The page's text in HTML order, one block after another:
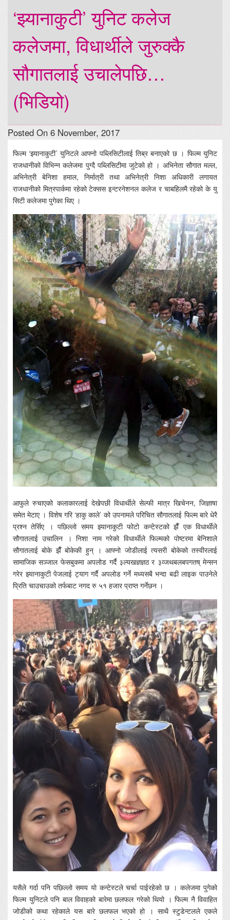
‘झ्यानाकुटी’ युनिट कलेज
कलेजमा, विधार्थीले जुरुक्कै
सौगातलाई उचालेपछि…
(भिडियो)
Posted On 6 November, 2017
फिल्म ‘झ्यानाकुटी’ युनिटले आफ्नो पब्लिसिटीलाई तिब्र बनाएको छ । फिल्म युनिट
राजधानीको विभिन्न कलेजमा पुग्दै पब्लिसिटीमा जुटेको हो । अभिनेता सौगात मल्ल,
अभिनेत्री बेनिशा हमाल, निर्मात्री तथा अभिनेत्री निशा अधिकारी लगायत
राजधानीको मित्रपार्कमा रहेको टेक्सस इन्टरनेशनल कलेज र चाबहिलमै रहेको के यु
सिटी कलेजमा पुगेका थिए ।
आफुले रुचाएको कलाकारलाई देखेपछी विधार्थीले सेल्फी मात्र खिचेनन, जिज्ञाषा
समेत मेटाए । विशेष गरि ‘हाकु काले’ को उपनामले परिचित सौगातलाई फिल्म बारे धेरै
प्रश्न तेर्सिए । पछिल्लो समय झ्यानाकुटी फोटो कन्टेस्टको झैँ एक विधार्थीले
सौगातलाई उचालिन । निशा नाम गरेको विधार्थीले फिल्मको पोष्टरमा बेनिशाले
सौगातलाई बोके झैँ बोकेकी हुन् । आफ्नो जोडीलाई त्यसरी बोकेको तस्वीरलाई
सामाजिक सञ्जाल फेसबुकमा अपलोड गर्दै ३ल्यखज्ञज्ञठ र ३व्जथबलबपगतष् मेन्सन
गरेर झ्यानाकुटी पेजलाई ट्याग गर्दै अपलोड गर्ने मध्यसबै भन्दा बढी लाइक पाउनेले
प्रिति चाउचाउको तर्फबाट नगद रु ५१ हजार प्राप्त गर्नेछन ।
यसैले गर्दा पनि पछिल्लो समय यो कन्टेस्टले चर्चा पाईरहेको छ । कलेजमा पुगेको
फिल्म युनिटले पनि बाल विवाहको बारेमा छलफल गरेको थियो । फिल्म नै विवाहित
जोडीको कथा रहेकाले यस बारे छलफल भएको हो । साथै स्टुडेन्टलले एकले